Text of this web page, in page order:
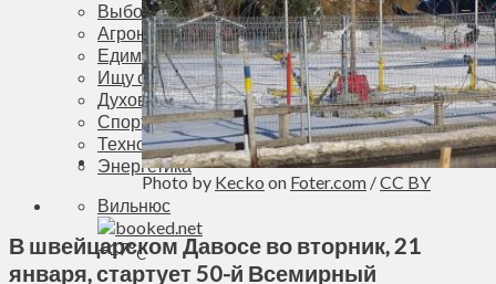
Выборы
Агроновости
Едим дома
Ищу семью
Духовное пространство
Спорт
Технологии
Энергетика
Вильнюс
+17°C
Photo by Kecko on Foter.com /CC BY
В швейцарском Давосе во вторник, 21
января, стартует 50-й Всемирный